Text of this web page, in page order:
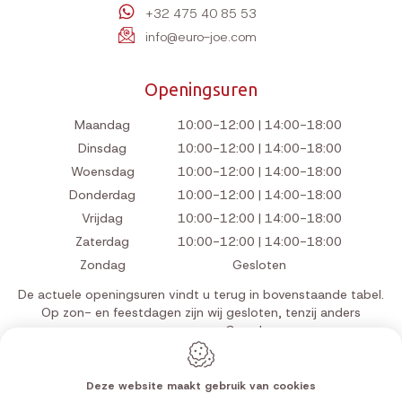
+32 475 40 85 53
info@euro-joe.com
Openingsuren
Maandag
10:00-12:00 | 14:00-18:00
Dinsdag
10:00-12:00 | 14:00-18:00
Woensdag
10:00-12:00 | 14:00-18:00
Donderdag
10:00-12:00 | 14:00-18:00
Vrijdag
10:00-12:00 | 14:00-18:00
Zaterdag
10:00-12:00 | 14:00-18:00
Zondag
Gesloten
De actuele openingsuren vindt u terug in bovenstaande tabel.
Op zon- en feestdagen zijn wij gesloten, tenzij anders
aangegeven op Google.
Deze website maakt gebruik van cookies